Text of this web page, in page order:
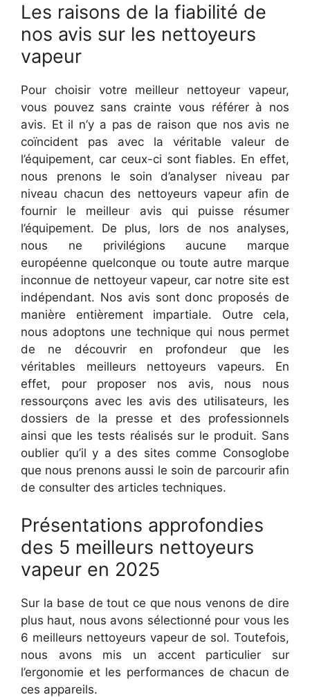
Les raisons de la fiabilité de
nos avis sur les nettoyeurs
vapeur
Pour choisir votre meilleur nettoyeur vapeur,
vous pouvez sans crainte vous référer à nos
avis. Et il n’y a pas de raison que nos avis ne
coïncident pas avec la véritable valeur de
l’équipement, car ceux-ci sont fiables. En effet,
nous prenons le soin d’analyser niveau par
niveau chacun des nettoyeurs vapeur afin de
fournir le meilleur avis qui puisse résumer
l’équipement. De plus, lors de nos analyses,
nous ne privilégions aucune marque
européenne quelconque ou toute autre marque
inconnue de nettoyeur vapeur, car notre site est
indépendant. Nos avis sont donc proposés de
manière entièrement impartiale. Outre cela,
nous adoptons une technique qui nous permet
de ne découvrir en profondeur que les
véritables meilleurs nettoyeurs vapeurs. En
effet, pour proposer nos avis, nous nous
ressourçons avec les avis des utilisateurs, les
dossiers de la presse et des professionnels
ainsi que les tests réalisés sur le produit. Sans
oublier qu’il y a des sites comme Consoglobe
que nous prenons aussi le soin de parcourir afin
de consulter des articles techniques.
Présentations approfondies
des 5 meilleurs nettoyeurs
vapeur en 2025
Sur la base de tout ce que nous venons de dire
plus haut, nous avons sélectionné pour vous les
6 meilleurs nettoyeurs vapeur de sol. Toutefois,
nous avons mis un accent particulier sur
l’ergonomie et les performances de chacun de
ces appareils.